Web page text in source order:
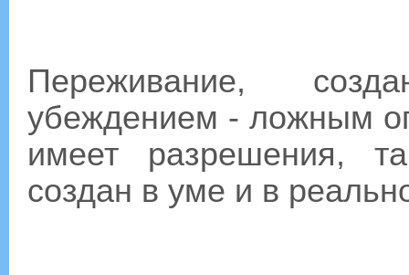
Переживание,
убеждением - ложным
имеет разрешения,
создан в уме и в